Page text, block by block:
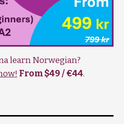
learn Norwegian?
From $49 / €44.